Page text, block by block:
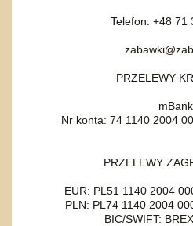
Telefon: +48 71
PRZELEWY
mBank
Nr konta: 74 1140 2004
PRZELEWY
EUR: PL51 1140 2004
PLN: PL74 1140 2004
BIC/SWIFT: